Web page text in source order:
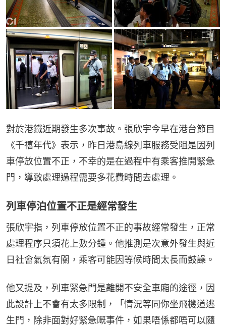
對於港鐵近期發生多次事故。張欣宇今早在港台節目
《千禧年代》表示，昨日港島線列車服務受阻是因列
車停放位置不正，不幸的是在過程中有乘客推開緊急
門，導致處理過程需要多花費時間去處理。
列車停泊位置不正是經常發生
張欣宇指，列車停放位置不正的事故經常發生，正常
處理程序只須花上數分鍾。他推測是次意外發生與近
日社會氣氛有關，乘客可能因等候時間太長而鼓譟。
他又提及，列車緊急門是離開不安全車廂的途徑，因
此設計上不會有太多限制，「情況等同你坐飛機道逃
生門，除非面對好緊急嘅事件，如果唔係都唔可以隨